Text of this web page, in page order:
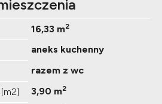
16,33 m2
aneks kuchenny
razem z wc
3,90 m2